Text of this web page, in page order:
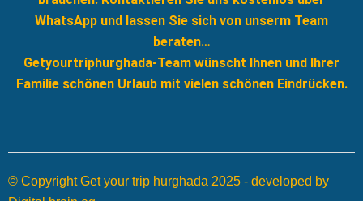
WhatsApp und lassen Sie sich von unserm Team
beraten…
Getyourtriphurghada-Team wünscht Ihnen und Ihrer
Familie schönen Urlaub mit vielen schönen Eindrücken.
© Copyright Get your trip hurghada 2025 - developed by